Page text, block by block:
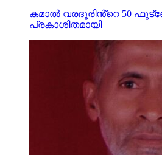
കമാൽ വരദൂരിൻ്റെ 50
പ്രകാശിതമായി